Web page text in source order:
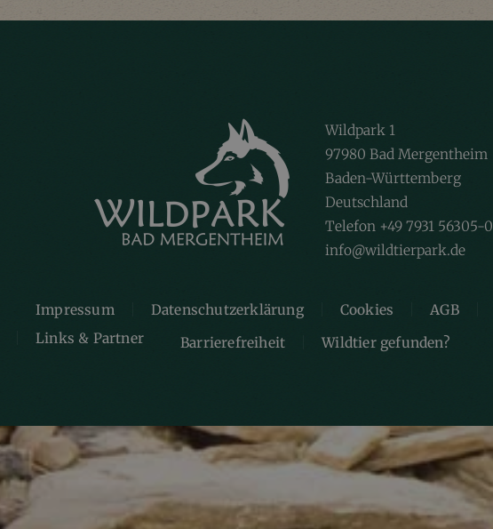
Wildpark 1
97980 Bad Mergentheim
Baden-Württemberg
Deutschland
Telefon +49 7931 56305-0
info@wildtierpark.de
Impressum Datenschutzerklärung Cookies AGB
Links & Partner
Barrierefreiheit Wildtier gefunden?